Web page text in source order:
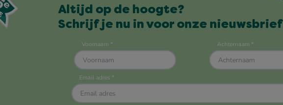
Altijd op de hoogte?
Schrijf je nu in voor onze